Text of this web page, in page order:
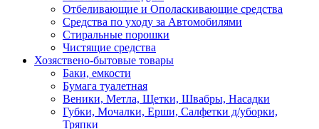
Отбеливающие и Ополаскивающие средства
Средства по уходу за Автомобилями
Стиральные порошки
Чистящие средства
Хозяствено-бытовые товары
Баки, емкости
Бумага туалетная
Веники, Метла, Щетки, Швабры, Насадки
Губки, Мочалки, Ерши, Салфетки д/уборки,
Тряпки